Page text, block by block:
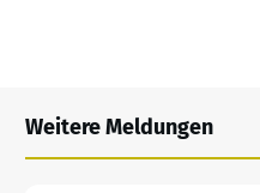
Weitere Meldungen